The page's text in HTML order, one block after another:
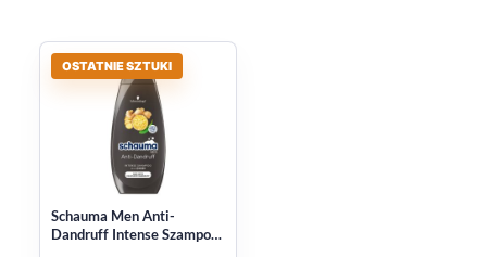
OSTATNIE SZTUKI
Schauma Men Anti-
Dandruff Intense Szampon